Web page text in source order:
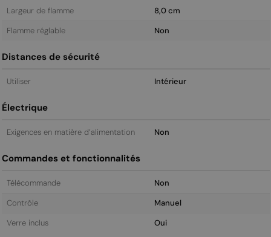
Largeur de flamme
8,0 cm
Flamme réglable
Non
Distances de sécurité
Utiliser Intérieur
Électrique
Exigences en matière d’alimentation Non
Commandes et fonctionnalités
Télécommande
Non
Contrôle
Manuel
Verre inclus
Oui